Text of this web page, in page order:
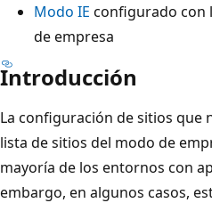
Modo IE configurado con
de empresa
Introducción
La configuración de sitios que
lista de sitios del modo de
mayoría de los entornos con
embargo, en algunos casos,